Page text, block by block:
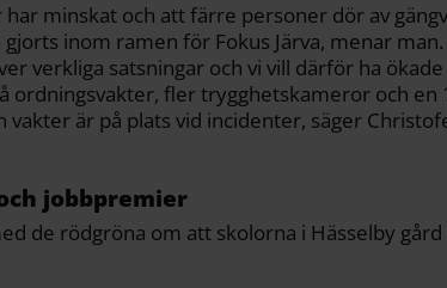
minskat och att färre personer dör av
inom ramen för Fokus Järva, menar man.
verkliga satsningar och vi vill därför ha ökade
ordningsvakter, fler trygghetskameror och en
vakter är på plats vid incidenter, säger
jobbpremier
de rödgröna om att skolorna i Hässelby